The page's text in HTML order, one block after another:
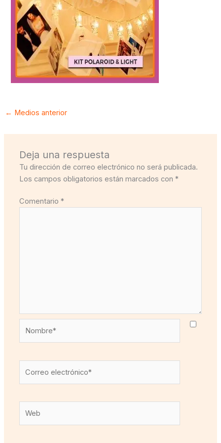
← Medios anterior
Deja una respuesta
Tu dirección de correo electrónico no será publicada.
Los campos obligatorios están marcados con*
Comentario*
electrónico*